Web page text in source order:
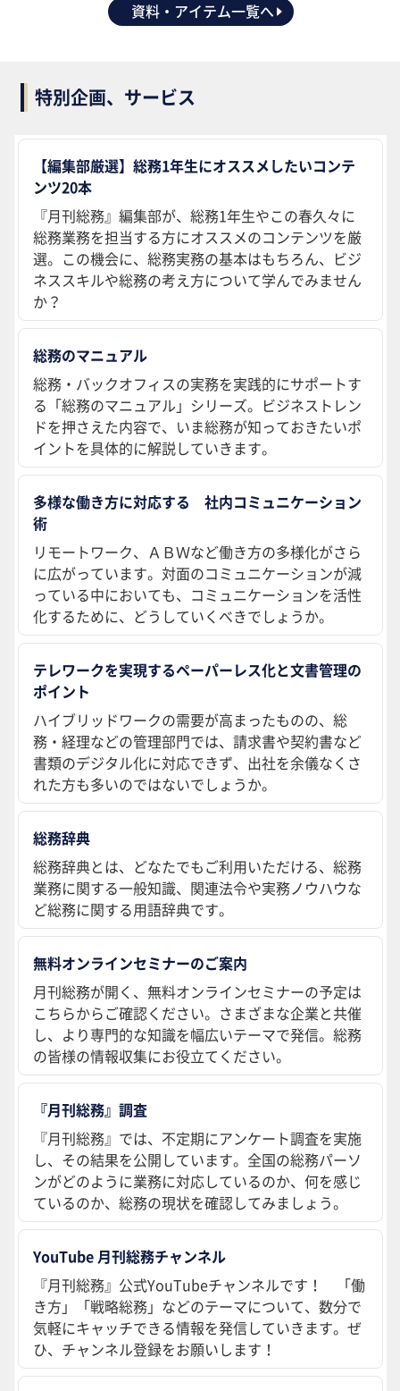
資料・アイテム一覧へ
特別企画、サービス
【編集部厳選】総務1年生にオススメしたいコンテ
ンツ20本
『月刊総務』編集部が、総務1年生やこの春久々に
総務業務を担当する方にオススメのコンテンツを厳
選。この機会に、総務実務の基本はもちろん、ビジ
ネススキルや総務の考え方について学んでみません
か？
総務のマニュアル
総務・バックオフィスの実務を実践的にサポートす
る「総務のマニュアル」シリーズ。ビジネストレン
ドを押さえた内容で、いま総務が知っておきたいポ
イントを具体的に解説していきます。
多様な働き方に対応する 社内コミュニケーション
術
リモートワーク、ＡＢＷなど働き方の多様化がさら
に広がっています。対面のコミュニケーションが減
っている中においても、コミュニケーションを活性
化するために、どうしていくべきでしょうか。
テレワークを実現するペーパーレス化と文書管理の
ポイント
ハイブリッドワークの需要が高まったものの、総
務・経理などの管理部門では、請求書や契約書など
書類のデジタル化に対応できず、出社を余儀なくさ
れた方も多いのではないでしょうか。
総務辞典
総務辞典とは、どなたでもご利用いただける、総務
業務に関する一般知識、関連法令や実務ノウハウな
ど総務に関する用語辞典です。
無料オンラインセミナーのご案内
月刊総務が開く、無料オンラインセミナーの予定は
こちらからご確認ください。さまざまな企業と共催
し、より専門的な知識を幅広いテーマで発信。総務
の皆様の情報収集にお役立てください。
『月刊総務』調査
『月刊総務』では、不定期にアンケート調査を実施
し、その結果を公開しています。全国の総務パーソ
ンがどのように業務に対応しているのか、何を感じ
ているのか、総務の現状を確認してみましょう。
YouTube 月刊総務チャンネル
『月刊総務』公式YouTubeチャンネルです！ 「働
き方」「戦略総務」などのテーマについて、数分で
気軽にキャッチできる情報を発信していきます。ぜ
ひ、チャンネル登録をお願いします！